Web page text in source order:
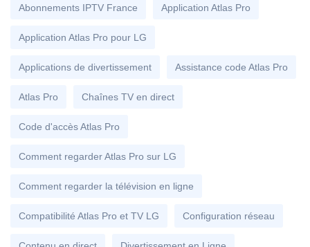
Abonnements IPTV France Application Atlas Pro
Application Atlas Pro pour LG
Applications de divertissement Assistance code Atlas Pro
Atlas Pro Chaînes TV en direct
Code d'accès Atlas Pro
Comment regarder Atlas Pro sur LG
Comment regarder la télévision en ligne
Compatibilité Atlas Pro et TV LG Configuration réseau